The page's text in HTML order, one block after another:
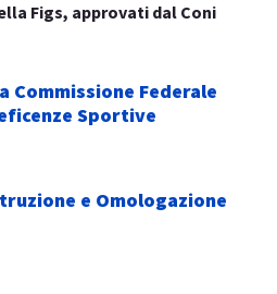
Figs, approvati dal Coni
Commissione Federale
Sportive
e Omologazione